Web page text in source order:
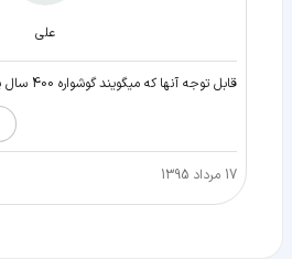
علی
قابل توجه آنها که میگویند گوشواره 400 سال پیش وجود نداشت
17 مرداد 1395